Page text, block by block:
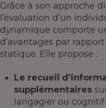
Grâce à son approche
l’évaluation d’un
dynamique comporte
d’avantages par
statique. Elle propose :
Le recueil
supplémentaires
langagier ou